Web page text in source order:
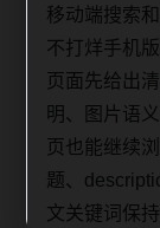
移动端搜索
不打烊手机
页面先给出
明、图片语
页也能继续
题、
文关键词保